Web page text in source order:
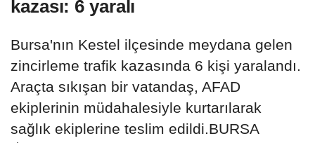
kazası: 6 yaralı
Bursa'nın Kestel ilçesinde meydana gelen
zincirleme trafik kazasında 6 kişi yaralandı.
Araçta sıkışan bir vatandaş, AFAD
ekiplerinin müdahalesiyle kurtarılarak
sağlık ekiplerine teslim edildi.BURSA